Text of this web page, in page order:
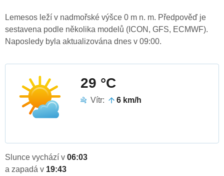
Lemesos leží v nadmořské výšce 0 m n. m. Předpověď je
sestavena podle několika modelů (ICON, GFS, ECMWF).
Naposledy byla aktualizována dnes v 09:00.
29 °C
Vítr: 6 km/h
Slunce vychází v 06:03
a zapadá v 19:43